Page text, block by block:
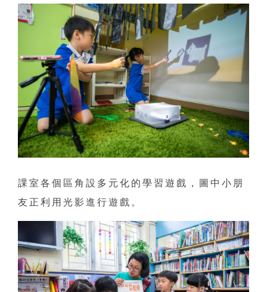
課室各個區角設多元化的學習遊戲，圖中小朋
友正利用光影進行遊戲。